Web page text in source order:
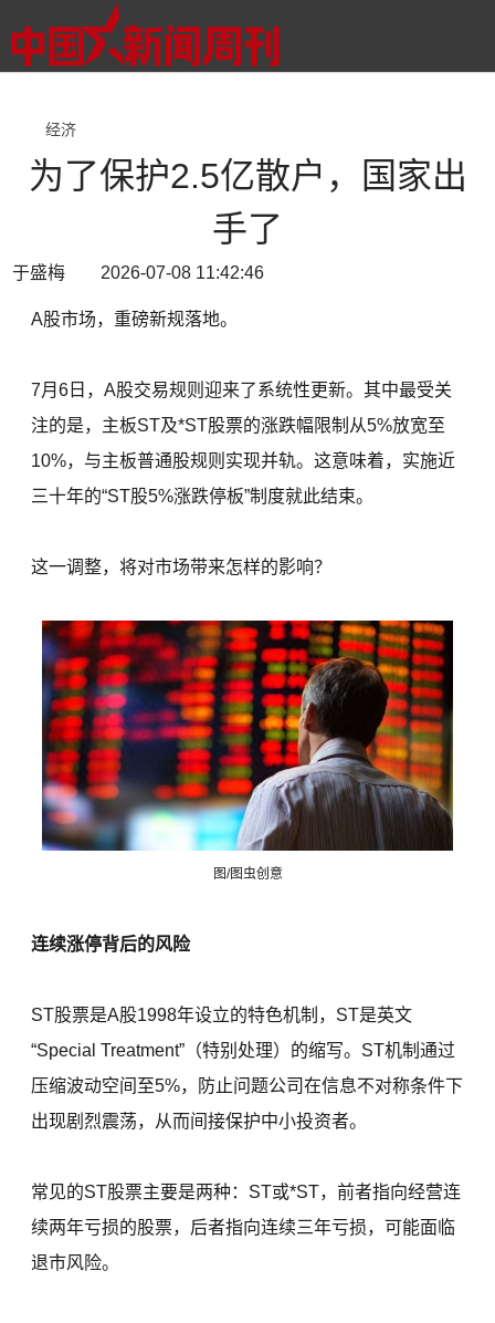
经济
为了保护2.5亿散户，国家出
手了
于盛梅 2026-07-08 11:42:46
A股市场，重磅新规落地。
7月6日，A股交易规则迎来了系统性更新。其中最受关
注的是，主板ST及*ST股票的涨跌幅限制从5%放宽至
10%，与主板普通股规则实现并轨。这意味着，实施近
三十年的“ST股5%涨跌停板”制度就此结束。
这一调整，将对市场带来怎样的影响？
图/图虫创意
连续涨停背后的风险
ST股票是A股1998年设立的特色机制，ST是英文
“Special Treatment”（特别处理）的缩写。ST机制通过
压缩波动空间至5%，防止问题公司在信息不对称条件下
出现剧烈震荡，从而间接保护中小投资者。
常见的ST股票主要是两种：ST或*ST，前者指向经营连
续两年亏损的股票，后者指向连续三年亏损，可能面临
退市风险。